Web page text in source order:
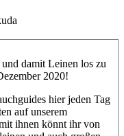
damit Leinen los zu
2020!
hier jeden Tag
auf unserem
ihnen könnt ihr von